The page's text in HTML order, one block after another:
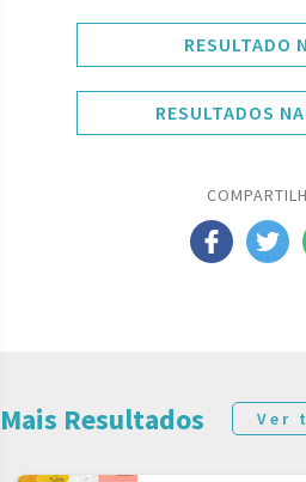
RESULTADO
RESULTADOS
Mais Resultados Ver